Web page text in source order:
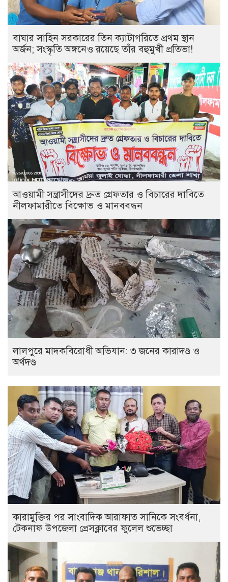
বাঘার সাহিন সরকারের তিন ক্যাটাগরিতে প্রথম স্থান
অর্জন; সংস্কৃতি অঙ্গনেও রয়েছে তাঁর বহুমুখী প্রতিভা!
আওয়ামী সন্ত্রাসীদের দ্রুত গ্রেফতার ও বিচারের দাবিতে
নীলফামারীতে বিক্ষোভ ও মানববন্ধন
লালপুরে মাদকবিরোধী অভিযান: ৩ জনের কারাদণ্ড ও
অর্থদণ্ড
কারামুক্তির পর সাংবাদিক আরাফাত সানিকে সংবর্ধনা,
টেকনাফ উপজেলা প্রেসক্লাবের ফুলেল শুভেচ্ছা